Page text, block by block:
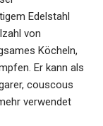
Edelstahl
von
Köcheln,
Er kann als
couscous
verwendet